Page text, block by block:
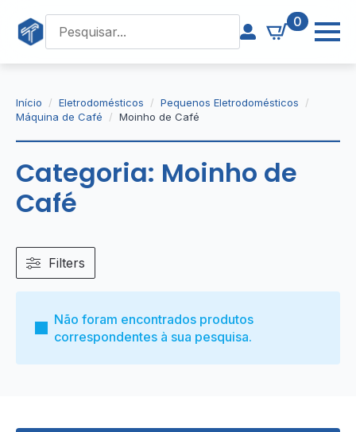
0
Início Eletrodomésticos
Pequenos Eletrodomésticos
Máquina de Café
Moinho de Café
Categoria: Moinho de
Café
Filters
Não foram encontrados produtos
correspondentes à sua pesquisa.